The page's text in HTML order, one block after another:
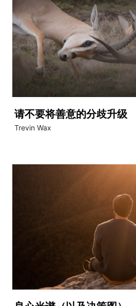
请不要将善意的分歧升级
Trevin Wax